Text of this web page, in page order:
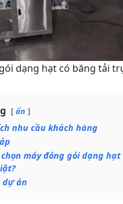
dạng hạt có băng tải
ẩn
nhu cầu khách hàng
chọn máy đóng gói dạng
dự án